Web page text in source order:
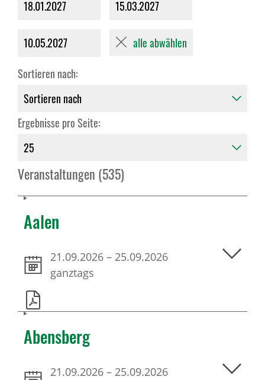
18.01.2027 15.03.2027
10.05.2027 alle abwählen
Sortieren nach:
Ergebnisse pro Seite:
Veranstaltungen (535)
Aalen
21.09.2026 – 25.09.2026
ganztags
Abensberg
21.09.2026 – 25.09.2026